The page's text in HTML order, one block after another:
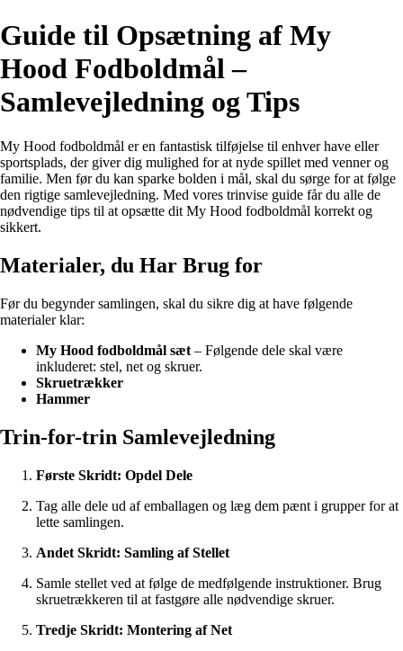
Guide til Opsætning af My
Hood Fodboldmål –
Samlevejledning og Tips
My Hood fodboldmål er en fantastisk tilføjelse til enhver have eller
sportsplads, der giver dig mulighed for at nyde spillet med venner og
familie. Men før du kan sparke bolden i mål, skal du sørge for at følge
den rigtige samlevejledning. Med vores trinvise guide får du alle de
nødvendige tips til at opsætte dit My Hood fodboldmål korrekt og
sikkert.
Materialer, du Har Brug for
Før du begynder samlingen, skal du sikre dig at have følgende
materialer klar:
My Hood fodboldmål sæt – Følgende dele skal være
inkluderet: stel, net og skruer.
Skruetrækker
Hammer
Trin-for-trin Samlevejledning
Første Skridt: Opdel Dele
Tag alle dele ud af emballagen og læg dem pænt i grupper for at
lette samlingen.
Andet Skridt: Samling af Stellet
Samle stellet ved at følge de medfølgende instruktioner. Brug
skruetrækkeren til at fastgøre alle nødvendige skruer.
Tredje Skridt: Montering af Net